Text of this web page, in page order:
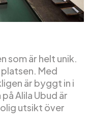
som är helt unik.
Med
är byggt in i
Alila Ubud är
utsikt över